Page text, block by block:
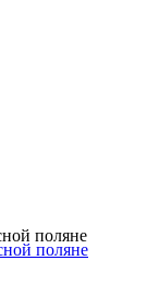
поляне